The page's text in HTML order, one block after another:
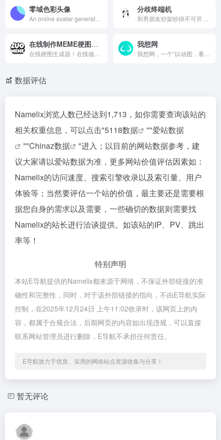
零域色彩头像 分歧终端机
在线制作MEME梗图生成器 我想网
数据评估
Namelix浏览人数已经达到1,713，如你需要查询该站的
相关权重信息，可以点击"5118数据 ""爱站数据
""Chinaz数据
"进入；以目前的网站数据参考，建
议大家请以爱站数据为准，更多网站价值评估因素如：
Namelix的访问速度、搜索引擎收录以及索引量、用户
体验等；当然要评估一个站的价值，最主要还是需要根
据您自身的需求以及需要，一些确切的数据则需要找
Namelix的站长进行洽谈提供。如该站的IP、PV、跳出
率等！
特别声明
本站E导航提供的Namelix都来源于网络，不保证外部链接的准
确性和完整性，同时，对于该外部链接的指向，不由E导航实际
控制，在2025年12月24日 上午11:02收录时，该网页上的内
容，都属于合规合法，后期网页的内容如出现违规，可以直接
联系网站管理员进行删除，E导航不承担任何责任。
E导航致力于优质、实用的网络站点资源收集与分享！
暂无评论